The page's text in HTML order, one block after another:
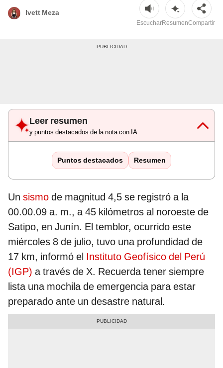
Ivett Meza
EscucharResumenCompartir
Leer resumen
y puntos destacados de la nota con IA
Puntos destacados Resumen
Un sismo de magnitud 4,5 se registró a la
00.00.09 a. m., a 45 kilómetros al noroeste de
Satipo, en Junín. El temblor, ocurrido este
miércoles 8 de julio, tuvo una profundidad de
17 km, informó el Instituto Geofísico del Perú
(IGP) a través de X. Recuerda tener siempre
lista una mochila de emergencia para estar
preparado ante un desastre natural.